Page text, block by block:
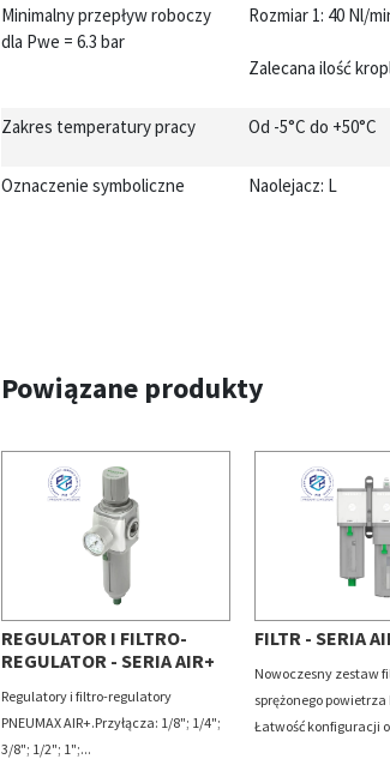
Minimalny przepływ roboczy
dla Pwe = 6.3 bar
Rozmiar 1: 40 Nl/
Zalecana ilość
Zakres temperatury pracy Od -5°C do +50°C
Oznaczenie symboliczne Naolejacz: L
Powiązane produkty
REGULATOR I FILTRO-
REGULATOR - SERIA AIR+
Regulatory i filtro-regulatory
PNEUMAX AIR+.Przyłącza: 1/8"; 1/4";
3/8"; 1/2"; 1";...
FILTR - SERIA
Nowoczesny zestaw
sprężonego powietrza
Łatwość konfiguracji